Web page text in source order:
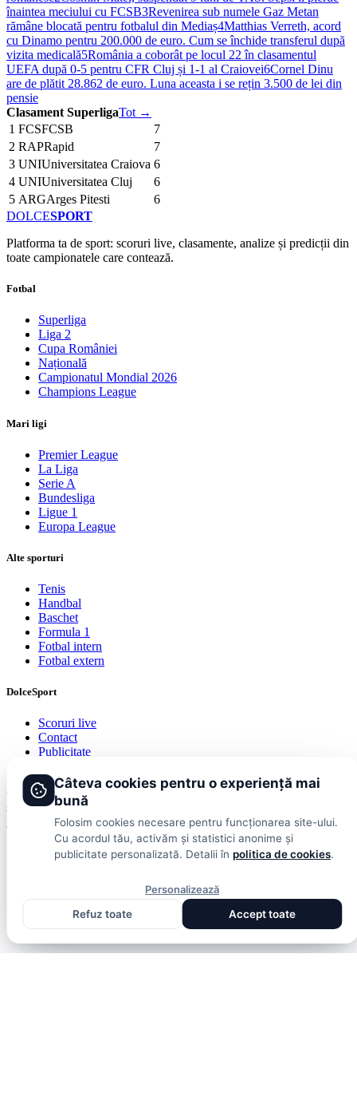
înaintea meciului cu FCSB3Revenirea sub numele Gaz Metan
rămâne blocată pentru fotbalul din Mediaș4Matthias Verreth, acord
cu Dinamo pentru 200.000 de euro. Cum se închide transferul după
vizita medicală5România a coborât pe locul 22 în clasamentul
UEFA după 0-5 pentru CFR Cluj și 1-1 al Craiovei6Cornel Dinu
are de plătit 28.862 de euro. Luna aceasta i se rețin 3.500 de lei din
pensie
Clasament SuperligaTot →
1 FCSFCSB
7
2 RAPRapid
7
3 UNIUniversitatea Craiova 6
4 UNIUniversitatea Cluj
6
5 ARGArges Pitesti
6
DOLCESPORT
Platforma ta de sport: scoruri live, clasamente, analize și predicții din
toate campionatele care contează.
Fotbal
Superliga
Liga 2
Cupa României
Națională
Campionatul Mondial 2026
Champions League
Mari ligi
Premier League
La Liga
Serie A
Bundesliga
Ligue 1
Europa League
Alte sporturi
Tenis
Handbal
Baschet
Formula 1
Fotbal intern
Fotbal extern
DolceSport
Scoruri live
Contact
Publicitate
© 2026 DolceSport. Toate drepturile rezervate. Scoruri, clasamente
și analize din toate competițiile
Fotbal intern Fotbal extern Scoruri live
Câteva cookies pentru o experiență mai
bună
Folosim cookies necesare pentru funcționarea site-ului.
Cu acordul tău, activăm și statistici anonime și
publicitate personalizată. Detalii în politica de cookies.
Personalizează
Refuz toate
Accept toate